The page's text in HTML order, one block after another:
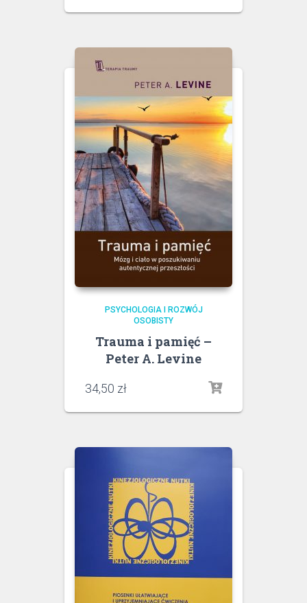
PSYCHOLOGIA I ROZWÓJ
OSOBISTY
Trauma i pamięć –
Peter A. Levine
34,50 zł